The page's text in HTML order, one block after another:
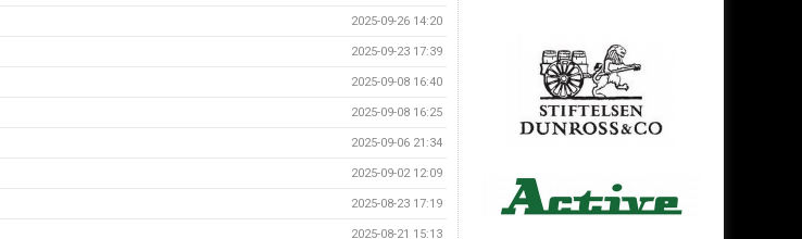
2025-09-26 14:20
2025-09-23 17:39
2025-09-08 16:40
2025-09-08 16:25
2025-09-06 21:34
2025-09-02 12:09
2025-08-23 17:19
2025-08-21 15:13